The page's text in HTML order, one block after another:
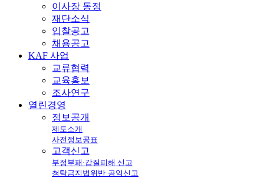
이사장 동정
재단소식
입찰공고
채용공고
KAF 사업
교류협력
교육홍보
조사연구
열린경영
정보공개
제도소개
사전정보공표
고객신고
부정부패·갑질피해 신고
청탁금지법위반·공익신고